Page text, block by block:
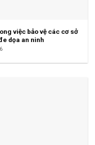
việc bảo vệ các cơ sở
dọa an ninh